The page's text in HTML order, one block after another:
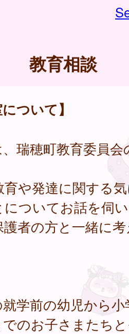
教育相談
ついて】
瑞穂町教育委員会
や発達に関する
ついてお話を伺
者の方と一緒に
学前の幼児から
のお子さまたち